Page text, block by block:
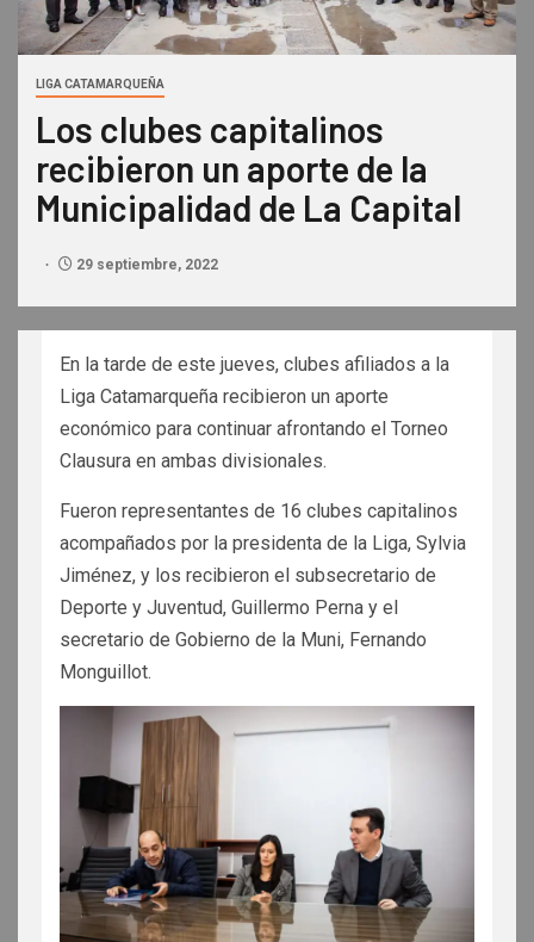
LIGA CATAMARQUEÑA
Los clubes capitalinos
recibieron un aporte de la
Municipalidad de La Capital
29 septiembre, 2022
En la tarde de este jueves, clubes afiliados a la
Liga Catamarqueña recibieron un aporte
económico para continuar afrontando el Torneo
Clausura en ambas divisionales.
Fueron representantes de 16 clubes capitalinos
acompañados por la presidenta de la Liga, Sylvia
Jiménez, y los recibieron el subsecretario de
Deporte y Juventud, Guillermo Perna y el
secretario de Gobierno de la Muni, Fernando
Monguillot.